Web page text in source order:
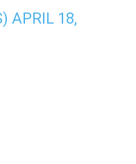
APRIL 18,